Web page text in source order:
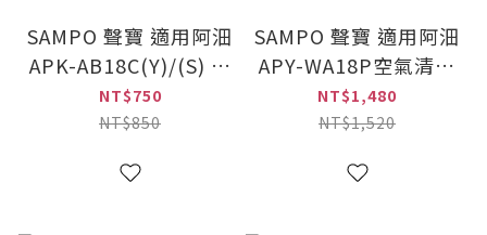
SAMPO 聲寶 適用阿沺
APK-AB18C(Y)/(S) 空
氣清淨機 陶瓷球活性
碳濾網(A-FAB18C-C)
NT$750
NT$850
SAMPO 聲寶 適用阿沺
APY-WA18P空氣清淨
機 HEPA濾網(A-
FWA18P-H)
NT$1,480
NT$1,520